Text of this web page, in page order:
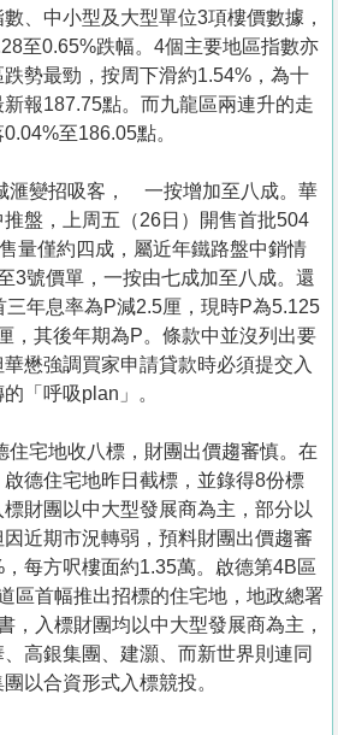
、中小型及大型單位3項樓價數據，
至0.65%跌幅。4個主要地區指數亦
勢最勁，按周下滑約1.54%，為十
報187.75點。而九龍區兩連升的走
至186.05點。
滙變招吸客， 一按增加至八成。華
盤，上周五（26日）開售首批504
量僅約四成，屬近年鐵路盤中銷情
3號價單，一按由七成加至八成。還
年息率為P減2.5厘，現時P為5.125
，其後年期為P。條款中並沒列出要
懋強調買家申請貸款時必須提交入
「呼吸plan」。
住宅地收八標，財團出價趨審慎。在
德住宅地昨日截標，並錄得8份標
財團以中大型發展商為主，部分以
近期市況轉弱，預料財團出價趨審
每方呎樓面約1.35萬。啟德第4B區
區首幅推出招標的住宅地，地政總署
，入標財團均以中大型發展商為主，
高銀集團、建灝、而新世界則連同
以合資形式入標競投。